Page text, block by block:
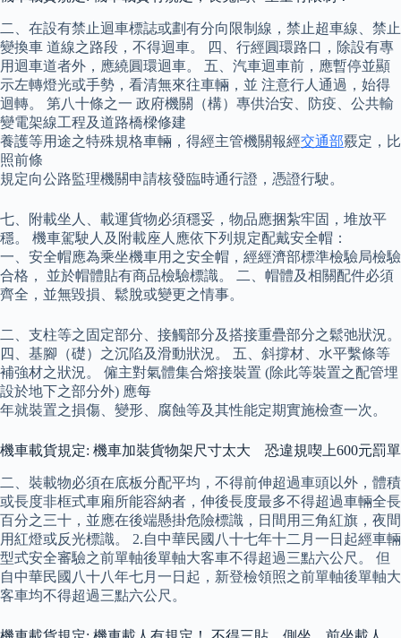
二、在設有禁止迴車標誌或劃有分向限制線，禁止超車線、禁止
變換車 道線之路段，不得迴車。 四、行經圓環路口，除設有專
用迴車道者外，應繞圓環迴車。 五、汽車迴車前，應暫停並顯
示左轉燈光或手勢，看清無來往車輛，並 注意行人通過，始得
迴轉。 第八十條之一 政府機關（構）專供治安、防疫、公共輸
變電架線工程及道路橋樑修建
養護等用途之特殊規格車輛，得經主管機關報經交通部覈定，比
照前條
規定向公路監理機關申請核發臨時通行證，憑證行駛。
七、附載坐人、載運貨物必須穩妥，物品應捆紮牢固，堆放平
穩。 機車駕駛人及附載座人應依下列規定配戴安全帽：
一、安全帽應為乘坐機車用之安全帽，經經濟部標準檢驗局檢驗
合格， 並於帽體貼有商品檢驗標識。 二、帽體及相關配件必須
齊全，並無毀損、鬆脫或變更之情事。
二、支柱等之固定部分、接觸部分及搭接重疊部分之鬆弛狀況。
四、基腳（礎）之沉陷及滑動狀況。 五、斜撐材、水平繫條等
補強材之狀況。 僱主對氣體集合熔接裝置 (除此等裝置之配管埋
設於地下之部分外) 應每
年就裝置之損傷、變形、腐蝕等及其性能定期實施檢查一次。
機車載貨規定: 機車加裝貨物架尺寸太大 恐違規喫上600元罰單
二、裝載物必須在底板分配平均，不得前伸超過車頭以外，體積
或長度非框式車廂所能容納者，伸後長度最多不得超過車輛全長
百分之三十，並應在後端懸掛危險標識，日間用三角紅旗，夜間
用紅燈或反光標識。 2.自中華民國八十七年十二月一日起經車輛
型式安全審驗之前單軸後單軸大客車不得超過三點六公尺。 但
自中華民國八十八年七月一日起，新登檢領照之前單軸後單軸大
客車均不得超過三點六公尺。